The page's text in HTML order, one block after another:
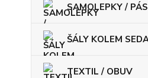
SAMOLEPKY /
ŠÁLY KOLEM
TEXTIL / OBUV